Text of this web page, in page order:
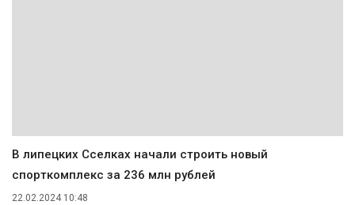
В липецких Сселках начали строить новый
спорткомплекс за 236 млн рублей
22.02.2024 10:48